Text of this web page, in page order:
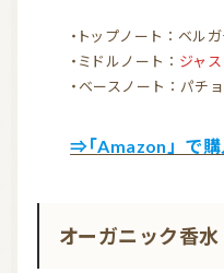
・トップノート：ベ
・ミドルノート： ジャ
・ベースノート：パ
⇒「Amazon」で
オーガニック香